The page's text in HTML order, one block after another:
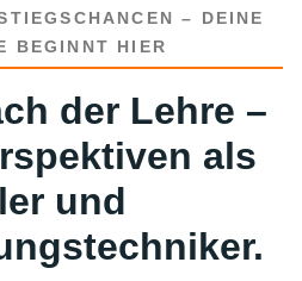
– DEINE
BEGINNT HIER
der Lehre –
als
und